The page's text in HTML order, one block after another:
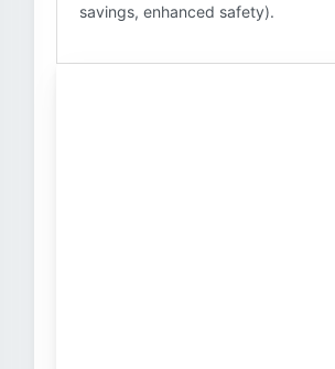
savings, enhanced safety).